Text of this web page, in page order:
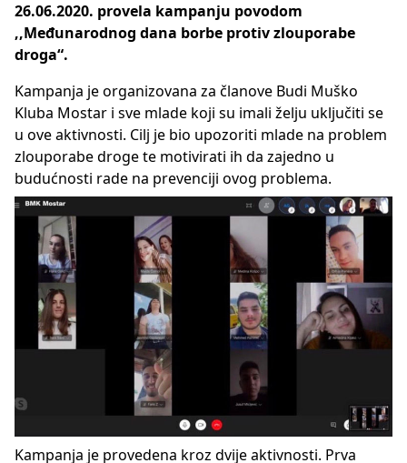
26.06.2020. provela kampanju povodom
,,Međunarodnog dana borbe protiv zlouporabe
droga“.
Kampanja je organizovana za članove Budi Muško
Kluba Mostar i sve mlade koji su imali želju uključiti se
u ove aktivnosti. Cilj je bio upozoriti mlade na problem
zlouporabe droge te motivirati ih da zajedno u
budućnosti rade na prevenciji ovog problema.
Kampanja je provedena kroz dvije aktivnosti. Prva